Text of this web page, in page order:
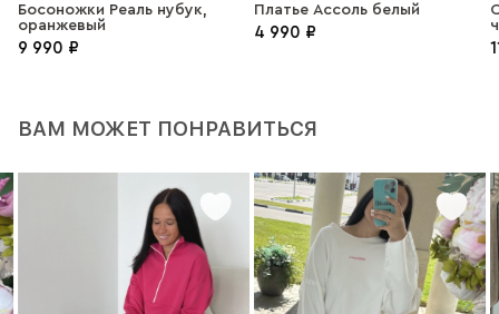
Босоножки Реаль нубук,
оранжевый
9 990 ₽
Платье Ассоль белый
4 990 ₽
ВАМ МОЖЕТ ПОНРАВИТЬСЯ